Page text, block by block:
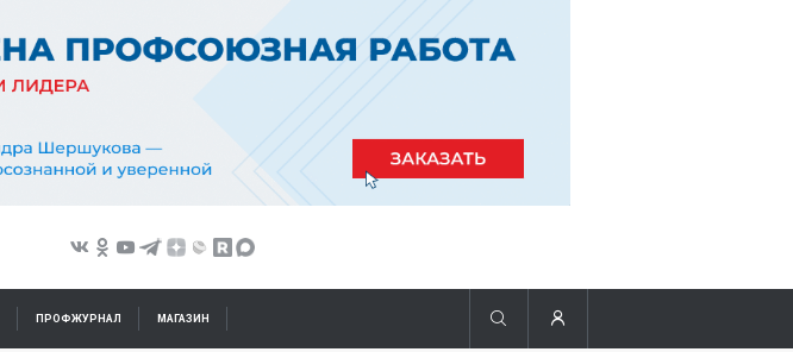
ПРОФЖУРНАЛ МАГАЗИН